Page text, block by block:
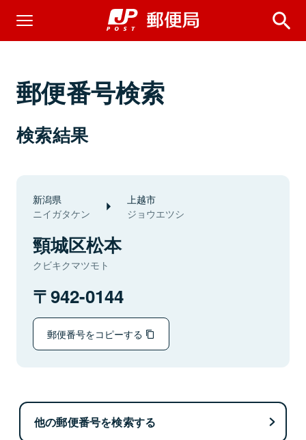
郵便番号検索
検索結果
新潟県
ニイガタケン
上越市
ジョウエツシ
頸城区松本
クビキクマツモト
942-0144
郵便番号をコピーする
他の郵便番号を検索する